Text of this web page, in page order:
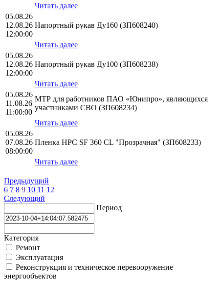
Читать далее
05.08.26
12.08.26
12:00:00
Напортный рукав Ду160 (ЗП608240)
Читать далее
05.08.26
12.08.26
12:00:00
Напортный рукав Ду100 (ЗП608238)
Читать далее
05.08.26
11.08.26
11:00:00
МТР для работников ПАО «Юнипро», являющихся
участниками СВО (ЗП608234)
Читать далее
05.08.26
07.08.26
08:00:00
Пленка HPС SF 360 CL "Прозрачная" (ЗП608233)
Читать далее
Предыдущий
6 7 8 9 10 11 12
Следующий
Период
Категория
Ремонт
Эксплуатация
Реконструкция и техническое перевооружение
энергообъектов